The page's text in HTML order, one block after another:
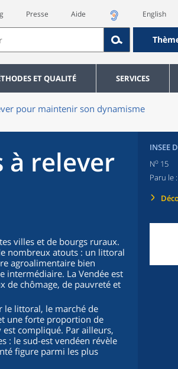
Presse Aide English
ET QUALITÉ SERVICES
pour maintenir son dynamisme
à relever
villes et de bourgs ruraux.
nombreux atouts : un littoral
agroalimentaire bien
intermédiaire. La Vendée est
de chômage, de pauvreté et
le littoral, le marché de
une forte proportion de
est compliqué. Par ailleurs,
: le sud-est vendéen révèle
figure parmi les plus
INSEE
No 15
Paru le